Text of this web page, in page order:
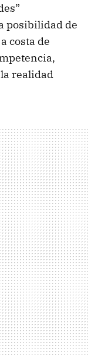
posibilidad de
costa de
realidad